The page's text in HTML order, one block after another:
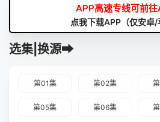
APP高速专线可前
点我下载APP（仅安卓/
选集|换源➡
第01集 第02集
第05集 第06集